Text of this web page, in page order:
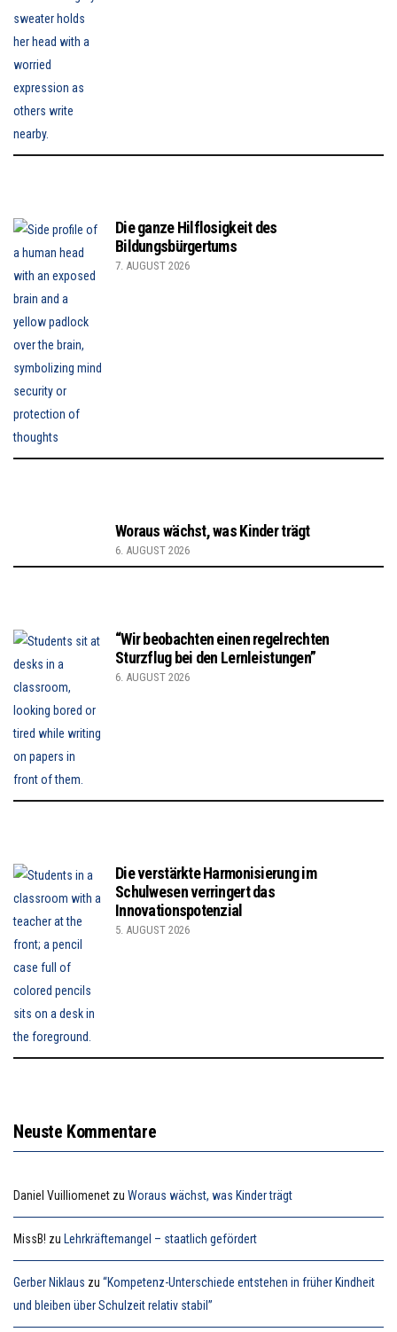
Die ganze Hilflosigkeit des
Bildungsbürgertums
7. AUGUST 2026
Woraus wächst, was Kinder trägt
6. AUGUST 2026
“Wir beobachten einen regelrechten
Sturzflug bei den Lernleistungen”
6. AUGUST 2026
Die verstärkte Harmonisierung im
Schulwesen verringert das
Innovationspotenzial
5. AUGUST 2026
Neuste Kommentare
Daniel Vuilliomenet zu Woraus wächst, was Kinder trägt
MissB! zu Lehrkräftemangel – staatlich gefördert
Gerber Niklaus zu “Kompetenz-Unterschiede entstehen in früher Kindheit
und bleiben über Schulzeit relativ stabil”